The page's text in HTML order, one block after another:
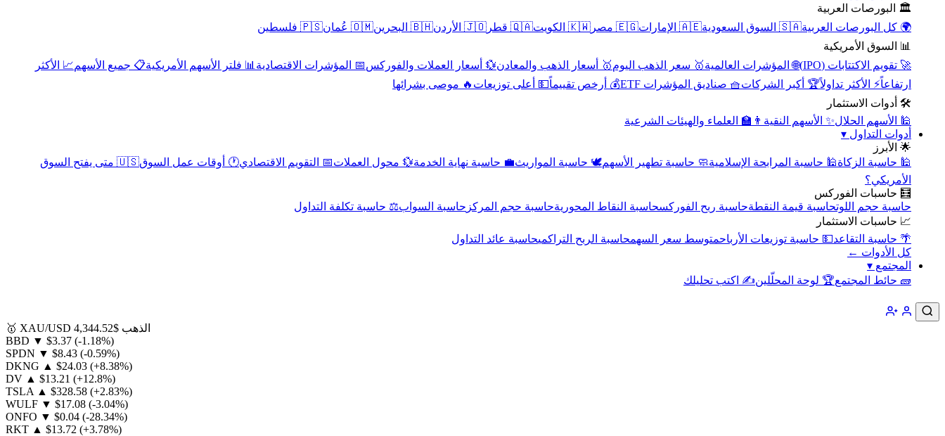
🏛️ البورصات العربية
🌍 كل البورصات العربية🇸🇦 السوق السعودية 🇦🇪 الإمارات 🇪🇬 مصر 🇰🇼 الكويت 🇶🇦 قطر 🇯🇴 الأردن 🇧🇭 البحرين 🇴🇲 عُمان
🇵🇸 فلسطين
📊 السوق الأمريكية
🚀 تقويم الاكتتابات (IPO)
🌐 المؤشرات العالمية🥇 سعر الذهب اليوم🥇 أسعار الذهب والمعادن💱 أسعار العملات والفوركس📅 المؤشرات الاقتصادية 📊 فلتر الأسهم الأمريكية📋 جميع الأسهم📈 الأكثر
ارتفاعاً⚡ الأكثر تداولاً🏆 أكبر الشركات🧺 صناديق المؤشرات ETF 💰 أرخص تقييماً💵 أعلى توزيعات 🔥 موصى بشرائها
🛠️ أدوات الاستثمار
🕌 الأسهم الحلال✨ الأسهم النقية 👨‍🏫 العلماء والهيئات الشرعية
أدوات التداول ▾
🌟 الأبرز
🕌 حاسبة الزكاة🕌 حاسبة المرابحة الإسلامية🧼 حاسبة تطهير الأسهم🕊️ حاسبة المواريث💼 حاسبة نهاية الخدمة💱 محول العملات📅 التقويم الاقتصادي🕐 أوقات عمل السوق
🇺🇸 متى يفتح السوق
الأمريكي؟
🧮 حاسبات الفوركس
حاسبة حجم اللوتحاسبة قيمة النقطةحاسبة ربح الفوركسحاسبة النقاط المحوريةحاسبة حجم المركز حاسبة السواب⚖️ حاسبة تكلفة التداول
📈 حاسبات الاستثمار
🌴 حاسبة التقاعد💵 حاسبة توزيعات الأرباحمتوسط سعر السهمحاسبة الربح التراكميحاسبة عائد التداول
كل الأدوات ←
المجتمع ▾
🧱 حائط المجتمع🏆 لوحة المحلّلين✍️ اكتب تحليلك
🥇 XAU/USD الذهب $4,344.52
BBD ▼ $3.37 (-1.18%)
SPDN ▼ $8.43 (-0.59%)
DKNG ▲ $24.03 (+8.38%)
DV ▲ $13.21 (+12.8%)
TSLA ▲ $328.58 (+2.83%)
WULF ▼ $17.08 (-3.04%)
ONFO ▼ $0.04 (-28.34%)
RKT ▲ $13.72 (+3.78%)